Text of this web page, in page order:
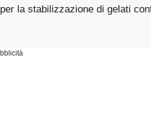
la stabilizzazione di gelati